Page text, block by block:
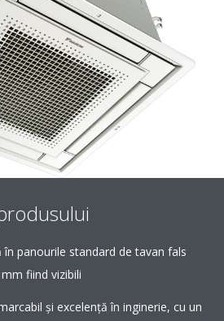
panourile standard de tavan fals
fiind vizibili
şi excelenţă în inginerie, cu un